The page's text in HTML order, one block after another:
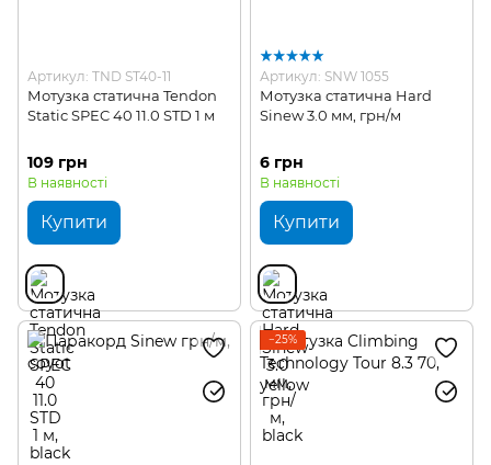
Артикул: TND ST40-11
Мотузка статична Tendon
Static SPEC 40 11.0 STD 1 м
109 грн
В наявності
Купити
Артикул: SNW 1055
Мотузка статична Hard
Sinew 3.0 мм, грн/м
6 грн
В наявності
Купити
−25%